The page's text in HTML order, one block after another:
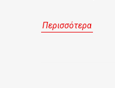
Περισσότερα